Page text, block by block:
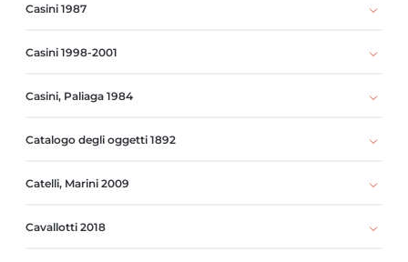
Casini 1987
Casini 1998-2001
Casini, Paliaga 1984
Catalogo degli oggetti 1892
Catelli, Marini 2009
Cavallotti 2018